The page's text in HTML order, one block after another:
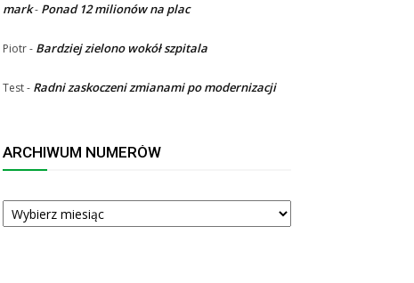
mark- Ponad 12 milionów na plac
Piotr- Bardziej zielono wokół szpitala
Test- Radni zaskoczeni zmianami po modernizacji
ARCHIWUM NUMERÓW
ARCHIWUM
NUMERÓW